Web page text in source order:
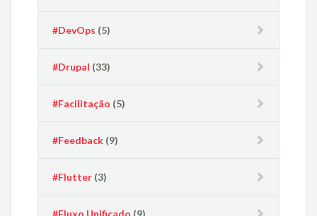
#DevOps (5)
#Drupal (33)
#Facilitação (5)
#Feedback (9)
#Flutter (3)
#Fluxo Unificado (9)